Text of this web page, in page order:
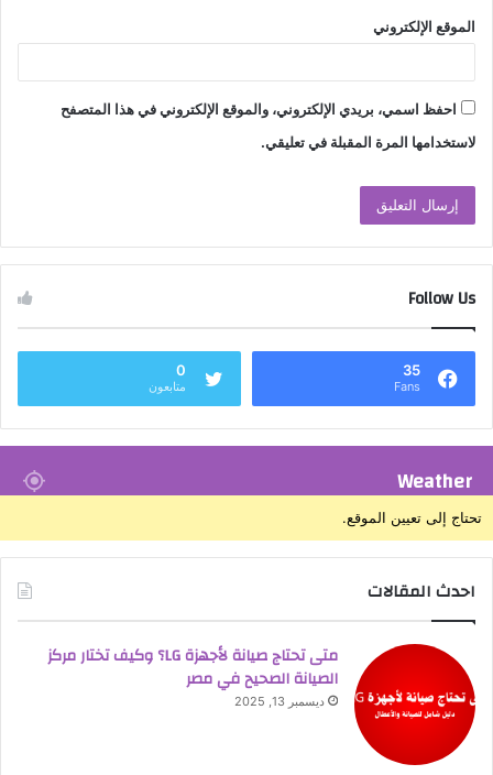
الموقع الإلكتروني
احفظ اسمي، بريدي الإلكتروني، والموقع الإلكتروني في هذا المتصفح
لاستخدامها المرة المقبلة في تعليقي.
Follow Us
35
Fans
0
متابعون
Weather
تحتاج إلى تعيين الموقع.
احدث المقالات
متى تحتاج صيانة لأجهزة LG؟ وكيف تختار مركز
الصيانة الصحيح في مصر
ديسمبر 13, 2025